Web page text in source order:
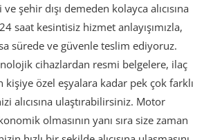
şehir dışı demeden kolayca alıcısına
saat kesintisiz hizmet anlayışımızla,
sürede ve güvenle teslim ediyoruz.
cihazlardan resmi belgelere, ilaç
kişiye özel eşyalara kadar pek çok farklı
alıcısına ulaştırabilirsiniz. Motor
olmasının yanı sıra size zaman